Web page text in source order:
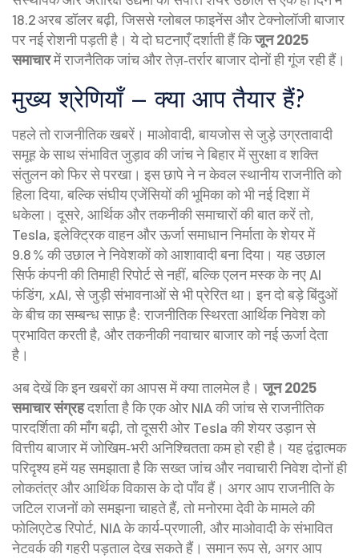
18.2 अरब डॉलर बढ़ी, जिससे ग्लोबल फाइनेंस और टेक्नोलॉजी बाजार
पर नई रोशनी पड़ती है। ये दो घटनाएँ दर्शाती हैं किजून 2025
समाचारमें राजनैतिक जांच और तेज़‑तर्रार बाजार दोनों ही गूंज रही हैं।
मुख्य श्रेणियाँ – क्या आप तैयार हैं?
पहले तो राजनीतिक खबरें।माओवादी,बायजोस से जुड़े उग्रतावादी
समूहके साथ संभावित जुड़ाव की जांच ने बिहार में सुरक्षा व शक्ति
संतुलन को फिर से परखा। इस छापे ने न केवल स्थानीय राजनीति को
हिला दिया, बल्कि संघीय एजेंसियों की भूमिका को भी नई दिशा में
धकेला। दूसरे, आर्थिक और तकनीकी समाचारों की बात करें तो,
Tesla,इलेक्ट्रिक वाहन और ऊर्जा समाधान निर्माताके शेयर में
9.8 % की उछाल ने निवेशकों को आशावादी बना दिया। यह उछाल
सिर्फ कंपनी की तिमाही रिपोर्ट से नहीं, बल्कि एलन मस्क के नए AI
फंडिंग, xAI, से जुड़ी संभावनाओं से भी प्रेरित था। इन दो बड़े बिंदुओं
के बीच का सम्बन्ध साफ़ है: राजनीतिक स्थिरता आर्थिक निवेश को
प्रभावित करती है, और तकनीकी नवाचार बाजार को नई ऊर्जा देता
है।
अब देखें कि इन खबरों का आपस में क्या तालमेल है।जून 2025
समाचार संग्रहदर्शाता है कि एक ओर NIA की जांच से राजनीतिक
पारदर्शिता की माँग बढ़ी, तो दूसरी ओर Tesla की शेयर उड़ान से
वित्तीय बाजार में जोखिम‑भरी अनिश्चितता कम हो रही है। यह द्वंद्वात्मक
परिदृश्य हमें यह समझाता है कि सख्त जांच और नवाचारी निवेश दोनों ही
लोकतंत्र और आर्थिक विकास के दो पाँव हैं। अगर आप राजनीति के
जटिल राजनों को समझना चाहते हैं, तो मनोरमा देवी के मामले की
फोलिएटेड रिपोर्ट, NIA के कार्य‑प्रणाली, और माओवादी के संभावित
नेटवर्क की गहरी पड़ताल देख सकते हैं। समान रूप से, अगर आप